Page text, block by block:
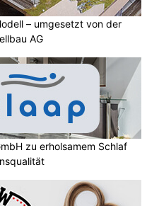
– umgesetzt von der
AG
zu erholsamem Schlaf